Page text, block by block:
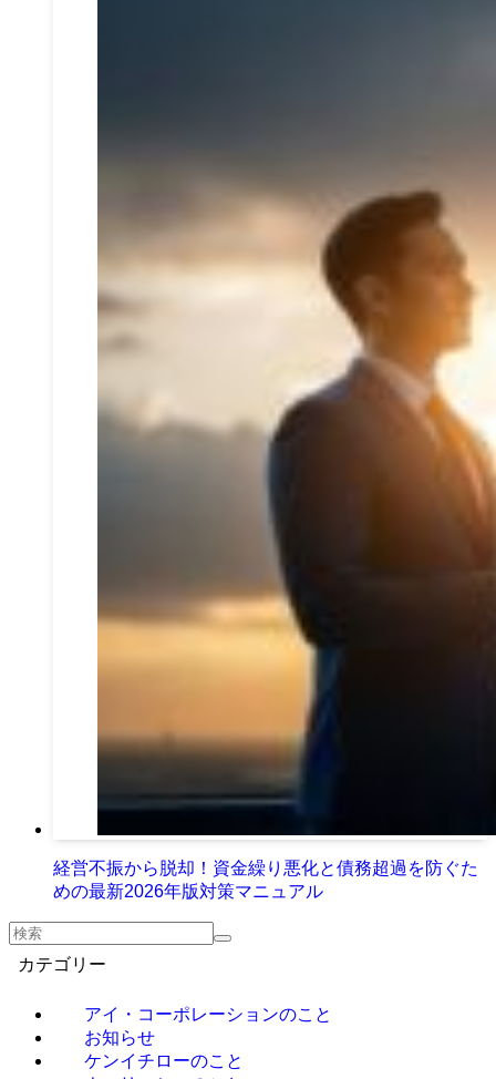
経営不振から脱却！資金繰り悪化と債務超過を防ぐた
めの最新2026年版対策マニュアル
カテゴリー
アイ・コーポレーションのこと
お知らせ
ケンイチローのこと